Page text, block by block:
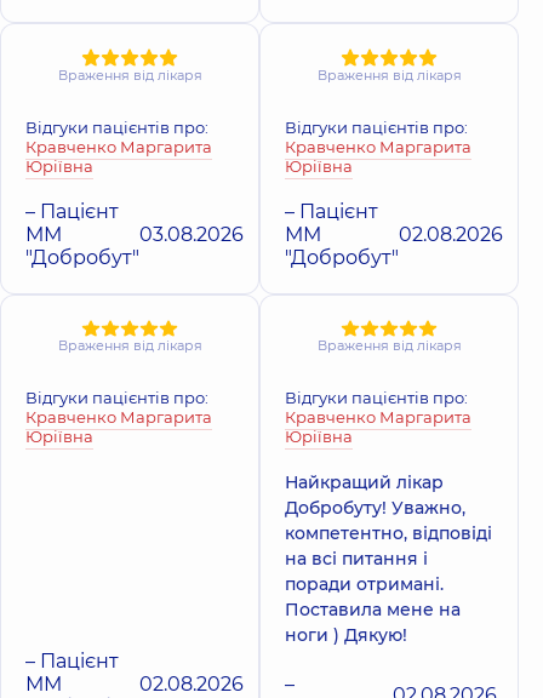
Враження від лікаря
Відгуки пацієнтів про:
Кравченко Маргарита
Юріївна
– Пацієнт
ММ
"Добробут"
03.08.2026
Враження від лікаря
Відгуки пацієнтів про:
Кравченко Маргарита
Юріївна
– Пацієнт
ММ
"Добробут"
02.08.2026
Враження від лікаря
Відгуки пацієнтів про:
Кравченко Маргарита
Юріївна
– Пацієнт
ММ
02.08.2026
Враження від лікаря
Відгуки пацієнтів про:
Кравченко Маргарита
Юріївна
Найкращий лікар
Добробуту! Уважно,
компетентно, відповіді
на всі питання і
поради отримані.
Поставила мене на
ноги ) Дякую!
–